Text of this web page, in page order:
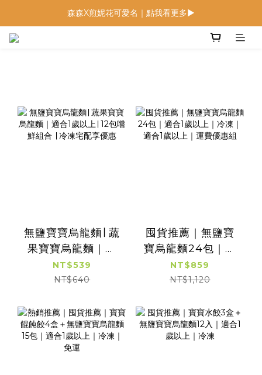
低鈉燉飯燉麵回歸 趕緊補貨！
森森X煎妮花可愛名｜點我看更多▶
無鹽寶寶烏龍麵∣ 蔬
果寶寶烏龍麵｜適
合1歲以上∣ 12包嚐
鮮組合 ∣ 冷凍宅配享
NT$539
NT$640
囤貨推薦｜無鹽寶
寶烏龍麵24包｜適
合1歲以上｜冷凍｜
適合1歲以上｜運費
NT$859
NT$1,120